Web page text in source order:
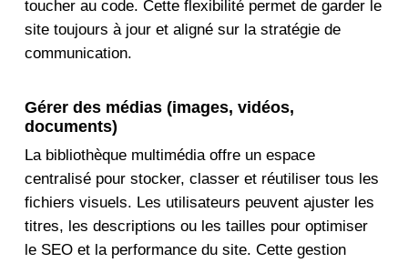
toucher au code. Cette flexibilité permet de garder le
site toujours à jour et aligné sur la stratégie de
communication.
Gérer des médias (images, vidéos,
documents)
La bibliothèque multimédia offre un espace
centralisé pour stocker, classer et réutiliser tous les
fichiers visuels. Les utilisateurs peuvent ajuster les
titres, les descriptions ou les tailles pour optimiser
le SEO et la performance du site. Cette gestion